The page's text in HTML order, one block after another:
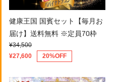
健康王国 国賓セット【毎月お
届け】送料無料 ※定員70枠
¥34,500
¥27,600
20%OFF